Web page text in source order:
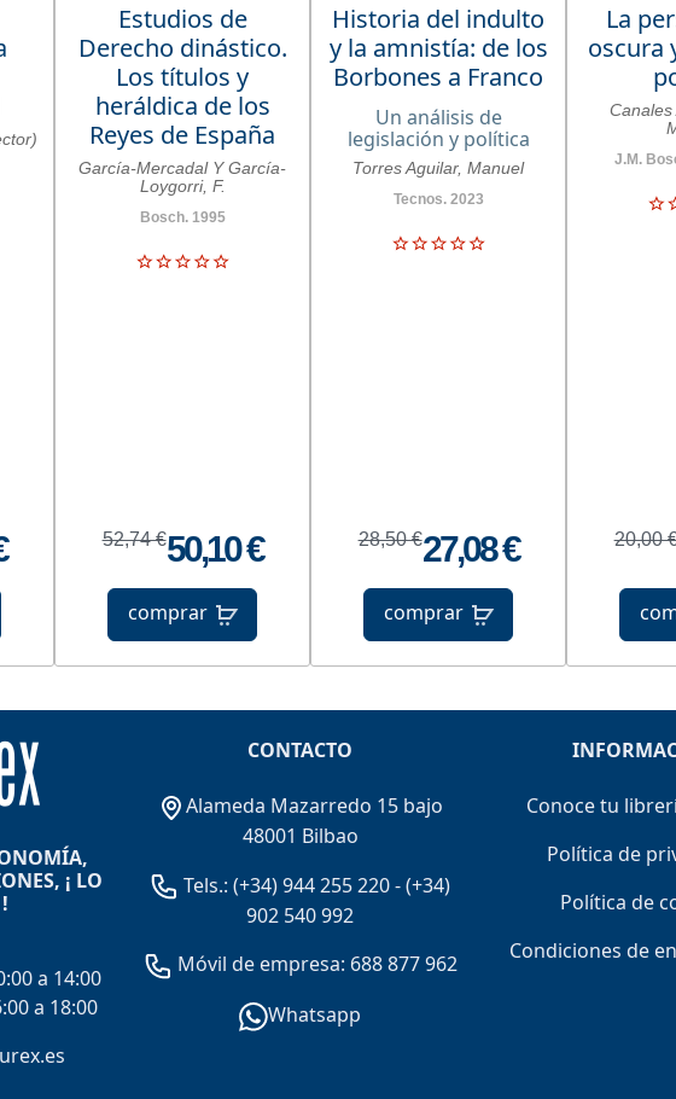
Estudios de
Derecho dinástico.
Los títulos y
heráldica de los
Reyes de España
García-Mercadal Y García-
Loygorri, F.
Bosch. 1995
52,74 €50,10 €
comprar
Historia del indulto
y la amnistía: de los
Borbones a Franco
Un análisis de
legislación y política
Torres Aguilar, Manuel
Tecnos. 2023
28,50 €27,08 €
comprar
La
oscura
J.M.
20,00
¡ LO
a 14:00
a 18:00
CONTACTO
Alameda Mazarredo 15 bajo
48001 Bilbao
Tels.: (+34) 944 255 220-(+34)
902 540 992
Móvil de empresa: 688 877 962
Whatsapp
Conoce tu
Política de
Política de
Condiciones de